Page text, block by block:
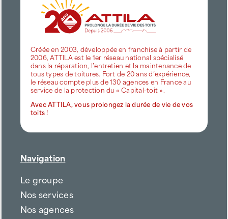
Créée en 2003, développée en franchise à partir de
2006, ATTILA est le 1er réseau national spécialisé
dans la réparation, l’entretien et la maintenance de
tous types de toitures. Fort de 20 ans d’expérience,
le réseau compte plus de 130 agences en France au
service de la protection du « Capital-toit ».
Avec ATTILA, vous prolongez la durée de vie de vos
toits !
Navigation
Le groupe
Nos services
Nos agences